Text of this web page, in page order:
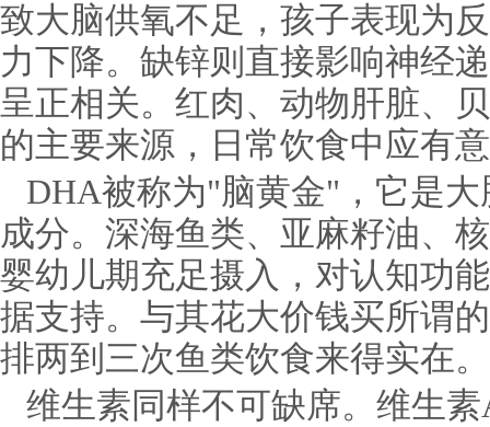
致大脑供氧不足，孩子表现为
力下降。缺锌则直接影响神经
呈正相关。红肉、动物肝脏、
的主要来源，日常饮食中应有
DHA被称为"脑黄金"，它是
成分。深海鱼类、亚麻籽油、
婴幼儿期充足摄入，对认知功
据支持。与其花大价钱买所谓
排两到三次鱼类饮食来得实在。
维生素同样不可缺席。维生